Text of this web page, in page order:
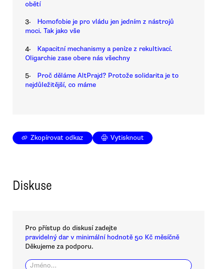
obětí
3.
Homofobie je pro vládu jen jedním z nástrojů
moci. Tak jako vše
4.
Kapacitní mechanismy a peníze z rekultivací.
Oligarchie zase obere nás všechny
5.
Proč děláme AltPrajd? Protože solidarita je to
nejdůležitější, co máme
Zkopírovat odkaz Vytisknout
Diskuse
Pro přístup do diskusí zadejte
pravidelný dar v minimální hodnotě 50 Kč měsíčně
Děkujeme za podporu.